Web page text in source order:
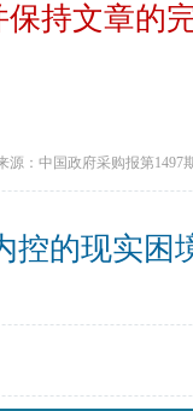
持文章的
源：中国政府采购报第1497
控的现实困